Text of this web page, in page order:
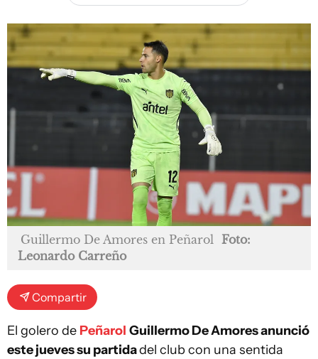
Guillermo De Amores en Peñarol Foto:
Leonardo Carreño
Compartir
El golero de Peñarol Guillermo De Amores anunció
este jueves su partidadel club con una sentida